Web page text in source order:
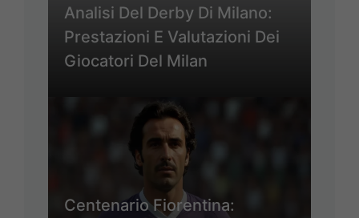
Analisi Del Derby Di Milano:
Prestazioni E Valutazioni Dei
Giocatori Del Milan
Centenario Fiorentina: